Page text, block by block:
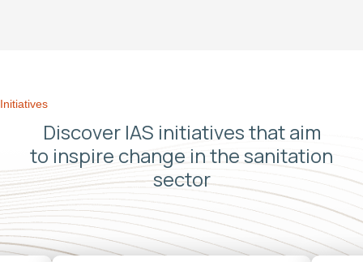
Initiatives
Discover IAS initiatives that aim
to inspire change in the sanitation
sector